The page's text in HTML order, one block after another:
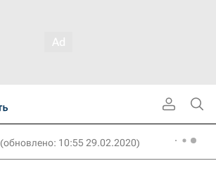
(обновлено: 10:55 29.02.2020)